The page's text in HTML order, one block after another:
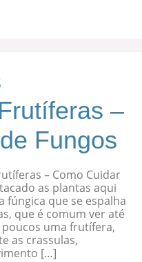
–
Fungos
– Como Cuidar
as plantas aqui
fúngica que se espalha
que é comum ver até
uma frutífera,
as crassulas,
[…]